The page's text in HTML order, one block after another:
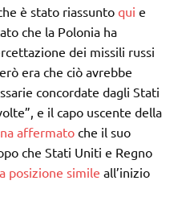
è stato riassunto qui e
che la Polonia ha
dei missili russi
era che ciò avrebbe
concordate dagli Stati
e il capo uscente della
affermato che il suo
che Stati Uniti e Regno
posizione simile all’inizio